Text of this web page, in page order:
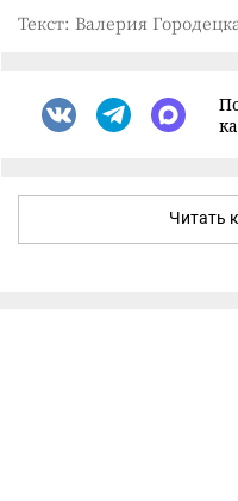
Текст: Валерия
Читать